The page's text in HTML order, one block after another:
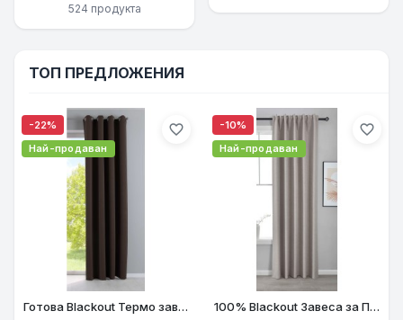
524 продукта
ТОП ПРЕДЛОЖЕНИЯ
-22%
Най-продаван
favorite_border
Готова Blackout Термо завеса NEW YORK с халки за Тръбен Корниз, затъмняваща, шумоизолираща цвят Кафяв, 5 Размера, код- 201920600-019
-10%
Най-продаван
favorite_border
100% Blackout Завеса за Пълен Мрак, Термо и Шумоизолираща с коланче цвят Таупе, 175х140 и 245х140 за Релса и Корниз код-2023600-012